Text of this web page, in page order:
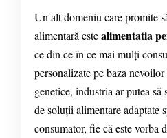
Un alt domeniu care promite
alimentară estealimentatia
ce din ce în ce mai mulți
personalizate pe baza nevoilor
genetice, industria ar putea să
de soluții alimentare adaptate
consumator, fie că este vorba